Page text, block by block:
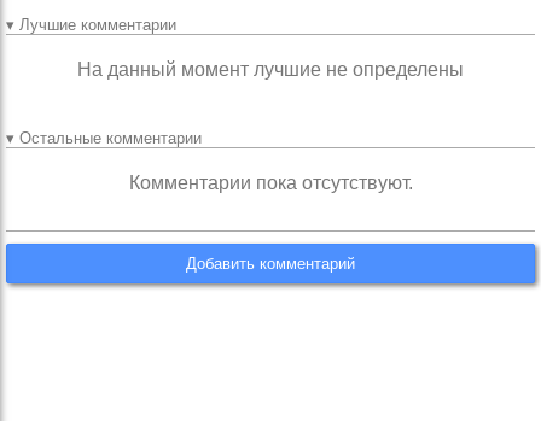
▾ Лучшие комментарии
На данный момент лучшие не определены
▾ Остальные комментарии
Комментарии пока отсутствуют.
Добавить комментарий